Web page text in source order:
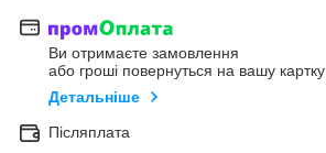
Ви отримаєте замовлення
або гроші повернуться на вашу картку
Детальніше
Післяплата